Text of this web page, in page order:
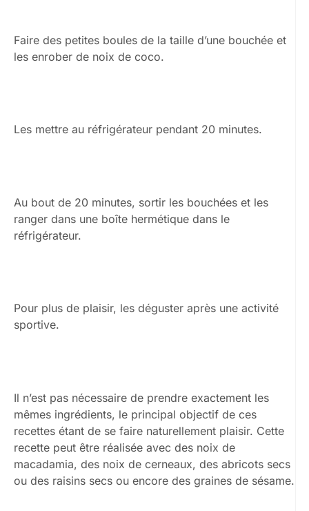
Faire des petites boules de la taille d’une bouchée et
les enrober de noix de coco.
Les mettre au réfrigérateur pendant 20 minutes.
Au bout de 20 minutes, sortir les bouchées et les
ranger dans une boîte hermétique dans le
réfrigérateur.
Pour plus de plaisir, les déguster après une activité
sportive.
Il n’est pas nécessaire de prendre exactement les
mêmes ingrédients, le principal objectif de ces
recettes étant de se faire naturellement plaisir. Cette
recette peut être réalisée avec des noix de
macadamia, des noix de cerneaux, des abricots secs
ou des raisins secs ou encore des graines de sésame.